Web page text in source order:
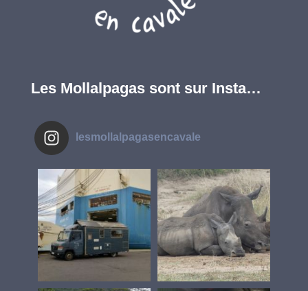
Les Mollalpagas sont sur Insta…
lesmollalpagasencavale